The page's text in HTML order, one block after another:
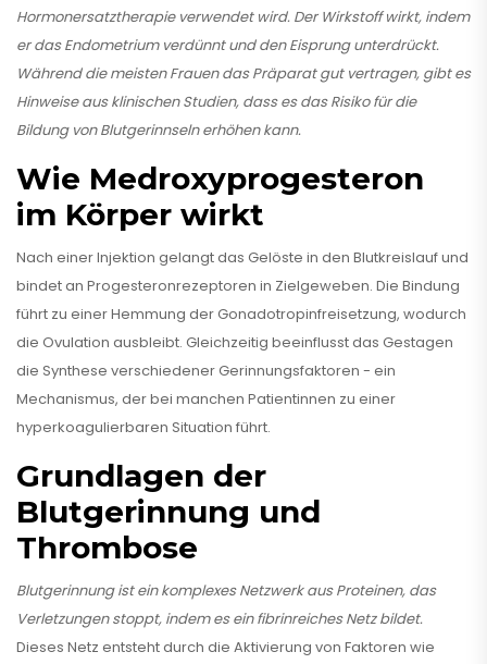
Hormonersatztherapieverwendet wird. Der Wirkstoff wirkt, indem
er das Endometrium verdünnt und den Eisprung unterdrückt.
Während die meisten Frauen das Präparat gut vertragen, gibt es
Hinweise aus klinischen Studien, dass es das Risiko für die
Bildung von Blutgerinnseln erhöhen kann.
Wie Medroxyprogesteron
im Körper wirkt
Nach einer Injektion gelangt das Gelöste in den Blutkreislauf und
bindet an Progesteronrezeptoren in Zielgeweben. Die Bindung
führt zu einer Hemmung der Gonadotropinfreisetzung, wodurch
die Ovulation ausbleibt. Gleichzeitig beeinflusst das Gestagen
die Synthese verschiedener Gerinnungsfaktoren - ein
Mechanismus, der bei manchen Patientinnen zu einer
hyperkoagulierbaren Situation führt.
Grundlagen der
Blutgerinnung und
Thrombose
Blutgerinnungist ein komplexes Netzwerk aus Proteinen, das
Verletzungen stoppt, indem es ein fibrinreiches Netz bildet.
Dieses Netz entsteht durch die Aktivierung von Faktoren wie